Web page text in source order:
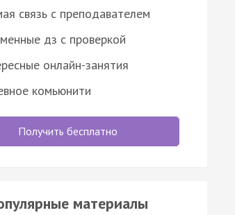
связь с преподавателем
дз с проверкой
онлайн-занятия
комьюнити
Получить бесплатно
материалы